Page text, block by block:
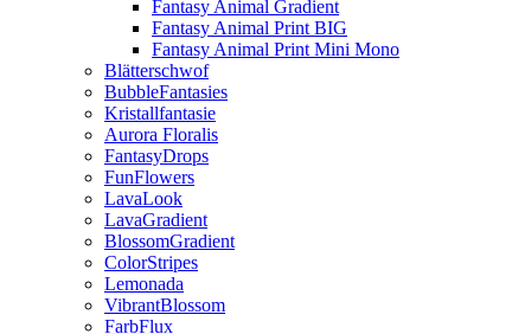
Fantasy Animal Gradient
Fantasy Animal Print BIG
Fantasy Animal Print Mini Mono
Blätterschwof
BubbleFantasies
Kristallfantasie
Aurora Floralis
FantasyDrops
FunFlowers
LavaLook
LavaGradient
BlossomGradient
ColorStripes
Lemonada
VibrantBlossom
FarbFlux